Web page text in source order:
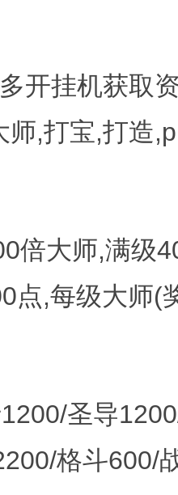
开挂机获取
师,打宝,打造
倍大师,满级
点,每级大师(
圣导
格斗600/